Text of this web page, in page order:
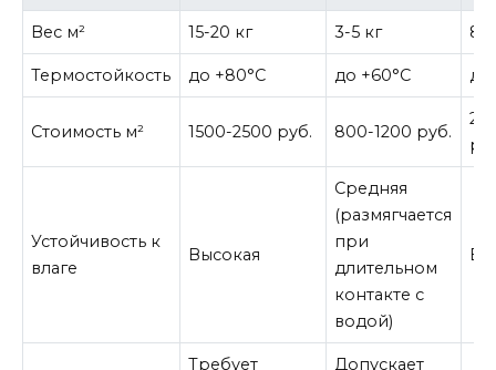
Вес м² 15-20 кг 3-5 кг 8-
Термостойкость до +80°C до +60°C до
Стоимость м² 1500-2500 руб. 800-1200 руб.
Устойчивость к
влаге
Высокая
Средняя
(размягчается
при
длительном
контакте с
водой)
Требует Допускает